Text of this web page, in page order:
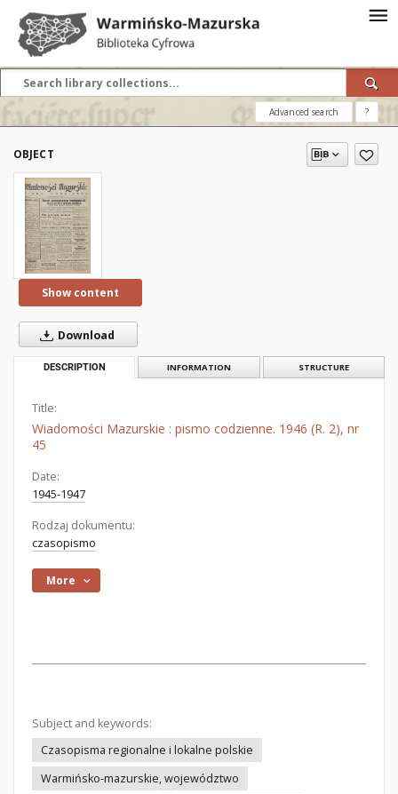
Advanced search ?
OBJECT
Show content
Download
DESCRIPTION INFORMATION STRUCTURE
Title:
Wiadomości Mazurskie : pismo codzienne. 1946 (R. 2), nr
45
Date:
1945-1947
Rodzaj dokumentu:
czasopismo
More
Subject and keywords:
Czasopisma regionalne i lokalne polskie
Warmińsko-mazurskie, województwo